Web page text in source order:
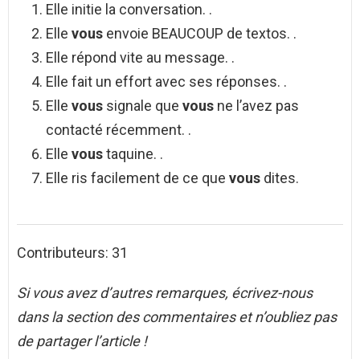
Elle initie la conversation. .
Elle vous envoie BEAUCOUP de textos. .
Elle répond vite au message. .
Elle fait un effort avec ses réponses. .
Elle vous signale que vous ne l’avez pas
contacté récemment. .
Elle voustaquine. .
Elle ris facilement de ce que vous dites.
Contributeurs: 31
Si vous avez d’autres remarques, écrivez-nous
dans la section des commentaires et n’oubliez pas
de partager l’article !